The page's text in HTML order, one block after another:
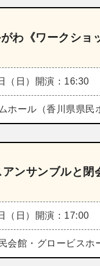
わ《ワークショ
（日） 開演：16:30
ホール（香川県県民
ンサンブルと閉
（日） 開演：17:00
会館・グロービスホ